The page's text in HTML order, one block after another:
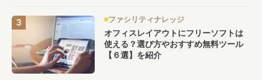
ファシリティナレッジ
オフィスレイアウトにフリーソフトは
使える？選び方やおすすめ無料ツール
【６選】を紹介